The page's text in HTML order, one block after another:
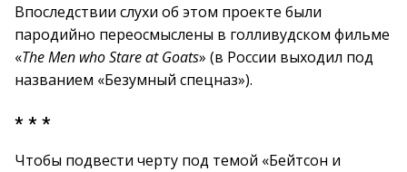
Впоследствии слухи об этом проекте были
пародийно переосмыслены в голливудском фильме
«The Men who Stare at Goats» (в России выходил под
названием «Безумный спецназ»).
* * *
Чтобы подвести черту под темой «Бейтсон и